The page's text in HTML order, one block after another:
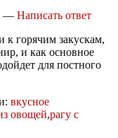
— Написать ответ
горячим закускам,
и как основное
для постного
вкусное
овощей,рагу с